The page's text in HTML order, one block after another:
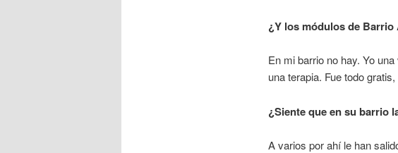
¿Y los módulos de Barrio
En mi barrio no hay. Yo
una terapia. Fue todo
¿Siente que en su barrio
A varios por ahí le han